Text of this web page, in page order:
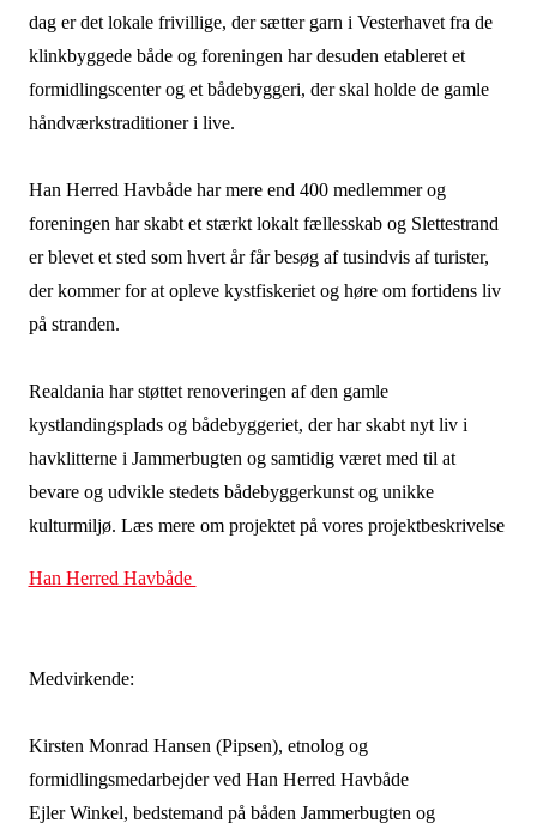
dag er det lokale frivillige, der sætter garn i Vesterhavet fra de
klinkbyggede både og foreningen har desuden etableret et
formidlingscenter og et bådebyggeri, der skal holde de gamle
håndværkstraditioner i live.
Han Herred Havbåde har mere end 400 medlemmer og
foreningen har skabt et stærkt lokalt fællesskab og Slettestrand
er blevet et sted som hvert år får besøg af tusindvis af turister,
der kommer for at opleve kystfiskeriet og høre om fortidens liv
på stranden.
Realdania har støttet renoveringen af den gamle
kystlandingsplads og bådebyggeriet, der har skabt nyt liv i
havklitterne i Jammerbugten og samtidig været med til at
bevare og udvikle stedets bådebyggerkunst og unikke
kulturmiljø. Læs mere om projektet på vores projektbeskrivelse
Han Herred Havbåde
Medvirkende:
Kirsten Monrad Hansen (Pipsen), etnolog og
formidlingsmedarbejder ved Han Herred Havbåde
Ejler Winkel, bedstemand på båden Jammerbugten og